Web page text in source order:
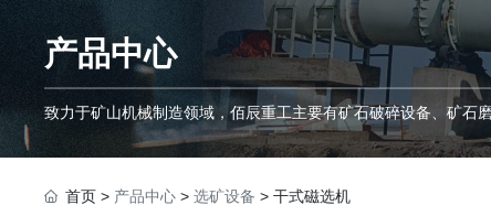
产品中心
致力于矿山机械制造领域，佰辰重工主要有矿石破碎设备、矿石
首页 > 产品中心 >选矿设备 > 干式磁选机